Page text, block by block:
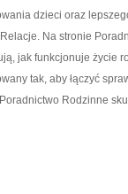
dzieci oraz
Na stronie
jak funkcjonuje życie
tak, aby łączyć
Rodzinne